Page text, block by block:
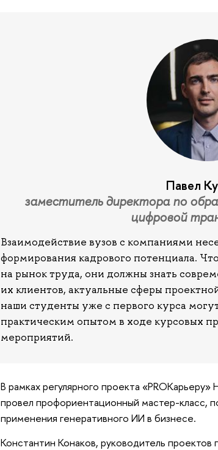
Павел
заместитель директора по
цифровой
Взаимодействие вузов с компаниями
формирования кадрового потенциала.
на рынок труда, они должны знать
их клиентов, актуальные сферы
наши студенты уже с первого курса
практическим опытом в ходе курсовых
мероприятий.
В рамках регулярного проекта
провел профориентационный мастер-класс,
применения генеративного ИИ в бизнесе.
Константин Конаков, руководитель